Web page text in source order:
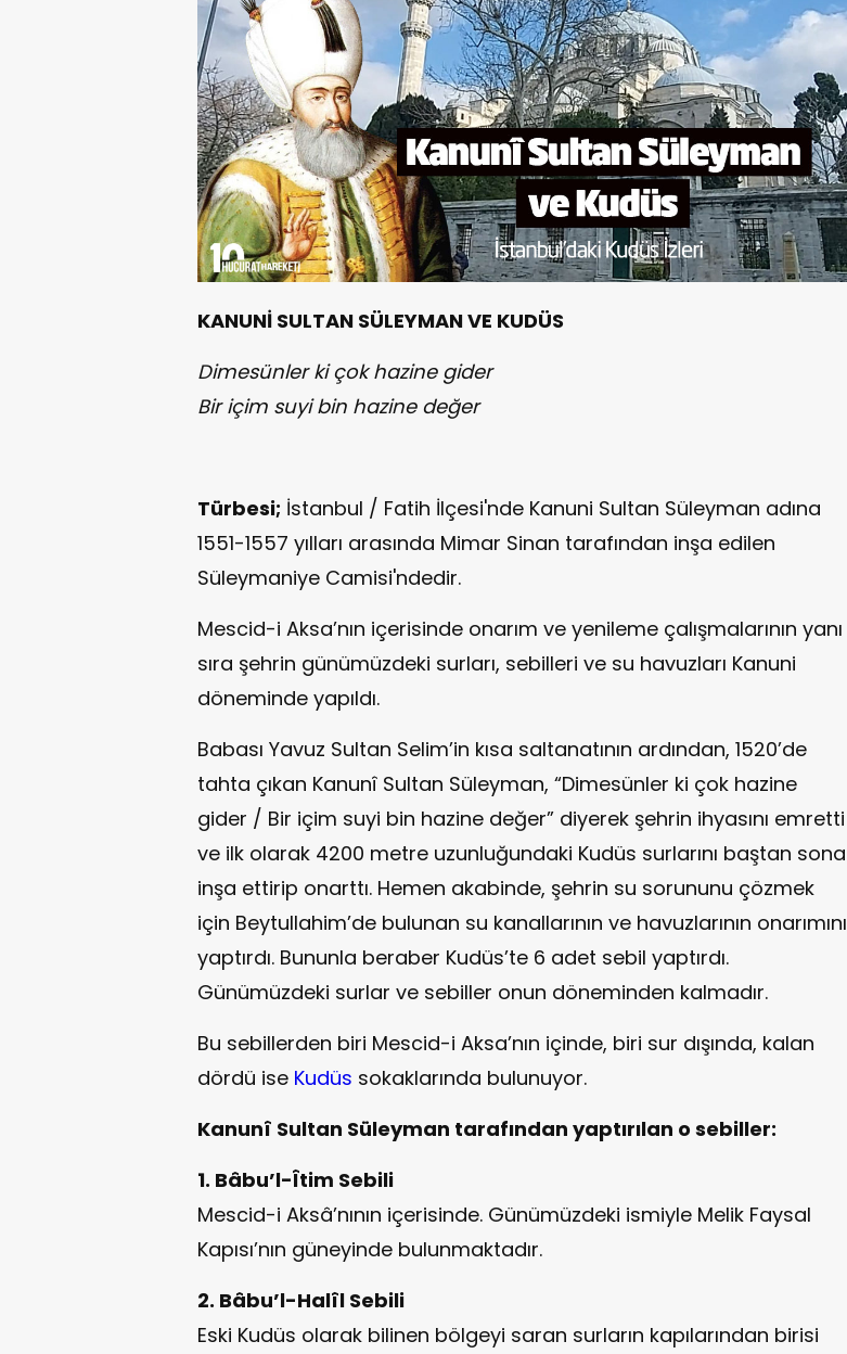
KANUNİ SULTAN SÜLEYMAN VE KUDÜS
Dimesünler ki çok hazine gider
Bir içim suyi bin hazine değer
Türbesi; İstanbul / Fatih İlçesi'nde Kanuni Sultan Süleyman adına
1551-1557 yılları arasında Mimar Sinan tarafından inşa edilen
Süleymaniye Camisi'ndedir.
Mescid-i Aksa’nın içerisinde onarım ve yenileme çalışmalarının yanı
sıra şehrin günümüzdeki surları, sebilleri ve su havuzları Kanuni
döneminde yapıldı.
Babası Yavuz Sultan Selim’in kısa saltanatının ardından, 1520’de
tahta çıkan Kanunî Sultan Süleyman, “Dimesünler ki çok hazine
gider / Bir içim suyi bin hazine değer” diyerek şehrin ihyasını emretti
ve ilk olarak 4200 metre uzunluğundaki Kudüs surlarını baştan sona
inşa ettirip onarttı. Hemen akabinde, şehrin su sorununu çözmek
için Beytullahim’de bulunan su kanallarının ve havuzlarının onarımını
yaptırdı. Bununla beraber Kudüs’te 6 adet sebil yaptırdı.
Günümüzdeki surlar ve sebiller onun döneminden kalmadır.
Bu sebillerden biri Mescid-i Aksa’nın içinde, biri sur dışında, kalan
dördü ise Kudüs sokaklarında bulunuyor.
Kanunî Sultan Süleyman tarafından yaptırılan o sebiller:
1. Bâbu’l-Îtim Sebili
Mescid-i Aksâ’nının içerisinde. Günümüzdeki ismiyle Melik Faysal
Kapısı’nın güneyinde bulunmaktadır.
2. Bâbu’l-Halîl Sebili
Eski Kudüs olarak bilinen bölgeyi saran surların kapılarından birisi